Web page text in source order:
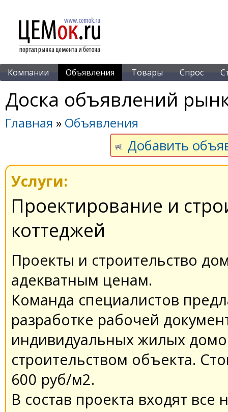
Компании Объявления Товары Спрос
Доска объявлений
Главная » Объявления
Добавить
Услуги:
Проектирование и
коттеджей
Проекты и строительство
адекватным ценам.
Команда специалистов
разработке рабочей
индивидуальных жилых
строительством объекта.
600 руб/м2.
В состав проекта входят